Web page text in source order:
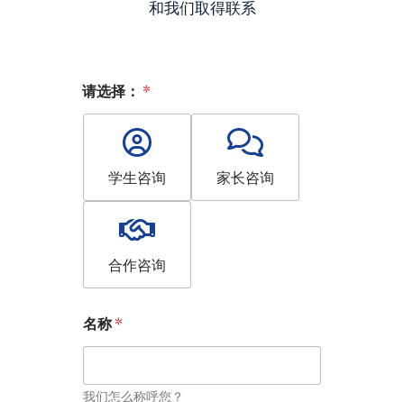
和我们取得联系
请选择： *
学生咨询 家长咨询
合作咨询
名称*
我们怎么称呼您？